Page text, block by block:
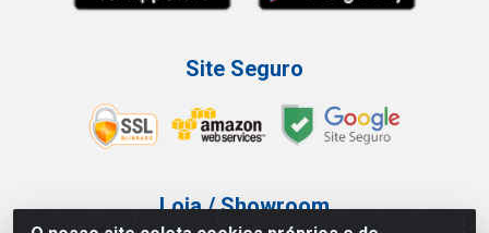
Site Seguro
Loja / Showroom